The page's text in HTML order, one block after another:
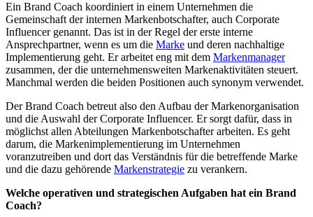
Ein Brand Coach koordiniert in einem Unternehmen die
Gemeinschaft der internen Markenbotschafter, auch Corporate
Influencer genannt. Das ist in der Regel der erste interne
Ansprechpartner, wenn es um die Marke und deren nachhaltige
Implementierung geht. Er arbeitet eng mit dem Markenmanager
zusammen, der die unternehmensweiten Markenaktivitäten steuert.
Manchmal werden die beiden Positionen auch synonym verwendet.
Der Brand Coach betreut also den Aufbau der Markenorganisation
und die Auswahl der Corporate Influencer. Er sorgt dafür, dass in
möglichst allen Abteilungen Markenbotschafter arbeiten. Es geht
darum, die Markenimplementierung im Unternehmen
voranzutreiben und dort das Verständnis für die betreffende Marke
und die dazu gehörende Markenstrategie zu verankern.
Welche operativen und strategischen Aufgaben hat ein Brand
Coach?